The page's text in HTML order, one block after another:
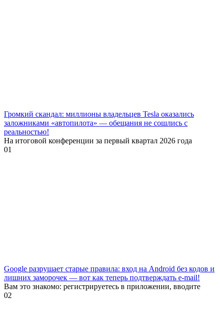
Громкий скандал: миллионы владельцев Tesla оказались
заложниками «автопилота» — обещания не сошлись с
реальностью!
На итоговой конференции за первый квартал 2026 года
01
Google разрушает старые правила: вход на Android без кодов и
лишних заморочек — вот как теперь подтверждать e-mail!
Вам это знакомо: регистрируетесь в приложении, вводите
02